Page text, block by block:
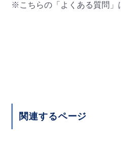
※こちらの「よくある質問」
関連するページ